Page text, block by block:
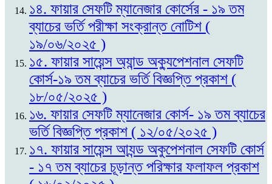
১৪. ফায়ার সেফটি ম্যানেজার কোর্সের - ১৯ তম
ব্যাচের ভর্তি পরীক্ষা সংক্রান্ত নোটিশ (
১৯/০৬/২০২৫ )
১৫. ফায়ার সায়েন্স অ্যান্ড অক্যুপেশনাল সেফটি
কোর্স-১৯ তম ব্যাচের ভর্তি বিজ্ঞপ্তি প্রকাশ (
১৮/০৫/২০২৫ )
১৬. ফায়ার সেফটি ম্যানেজার কোর্স- ১৯ তম ব্যাচের
ভর্তি বিজ্ঞপ্তি প্রকাশ ( ১২/০৫/২০২৫ )
১৭. ফায়ার সায়েন্স আ্যন্ড অকুপেশনাল সেফটি কোর্স
- ১৭ তম ব্যাচের চূড়ান্ত পরিক্ষার ফলাফল প্রকাশ